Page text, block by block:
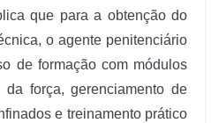
que para a obtenção do
o agente penitenciário
de formação com módulos
força, gerenciamento de
e treinamento prático